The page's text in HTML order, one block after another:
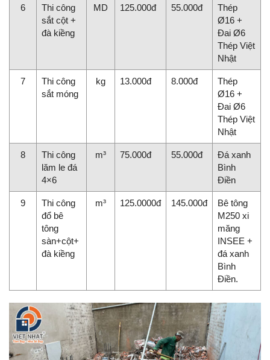
6
Thi công
sắt cột +
đà kiềng
MD 125.000đ 55.000đ
Thép
Ø16 +
Đai Ø6
Thép Việt
Nhật
7
Thi công
sắt móng
kg 13.000đ 8.000đ
Thép
Ø16 +
Đai Ø6
Thép Việt
Nhật
8
Thi công
lăm le đá
4×6
m³ 75.000đ 55.000đ
Đá xanh
Bình
Điền
9
Thi công
đổ bê
tông
sàn+cột+
đà kiềng
m³ 125.0000đ 145.000đ
Bê tông
M250 xi
măng
INSEE +
đá xanh
Bình
Điền.